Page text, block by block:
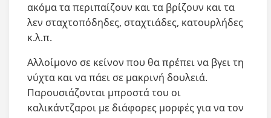
ακόμα τα περιπαίζουν και τα βρίζουν και τα
λεν σταχτοπόδηδες, σταχτιάδες, κατουρλήδες
κ.λ.π.
Αλλοίμονο σε κείνον που θα πρέπει να βγει τη
νύχτα και να πάει σε μακρινή δουλειά.
Παρουσιάζονται μπροστά του οι
καλικάντζαροι με διάφορες μορφές για να τον